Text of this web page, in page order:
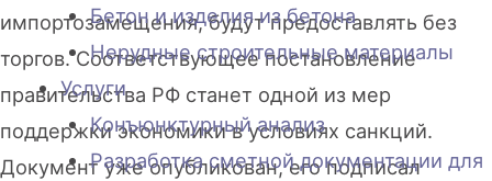
Бетон и изделия из бетона
Нерудные строительные материалы
Услуги
Конъюнктурный анализ
Разработка сметной документации для
импортозамещения, будут предоставлять без
торгов. Соответствующее постановление
правительства РФ станет одной из мер
поддержки экономики в условиях санкций.
Документ уже опубликован, его подписал